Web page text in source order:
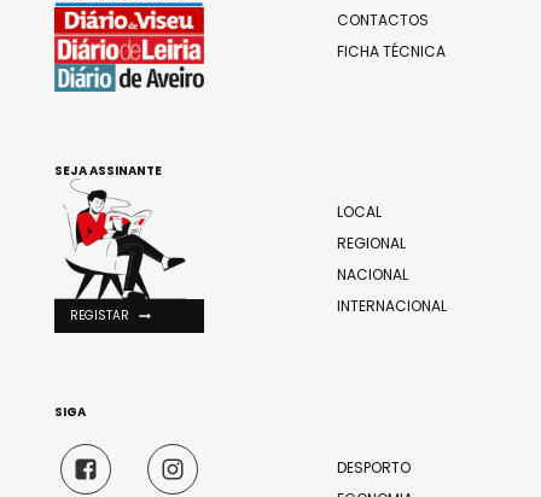
CONTACTOS
FICHA TÉCNICA
LOCAL
REGIONAL
NACIONAL
INTERNACIONAL
DESPORTO
SEJA ASSINANTE
REGISTAR
SIGA